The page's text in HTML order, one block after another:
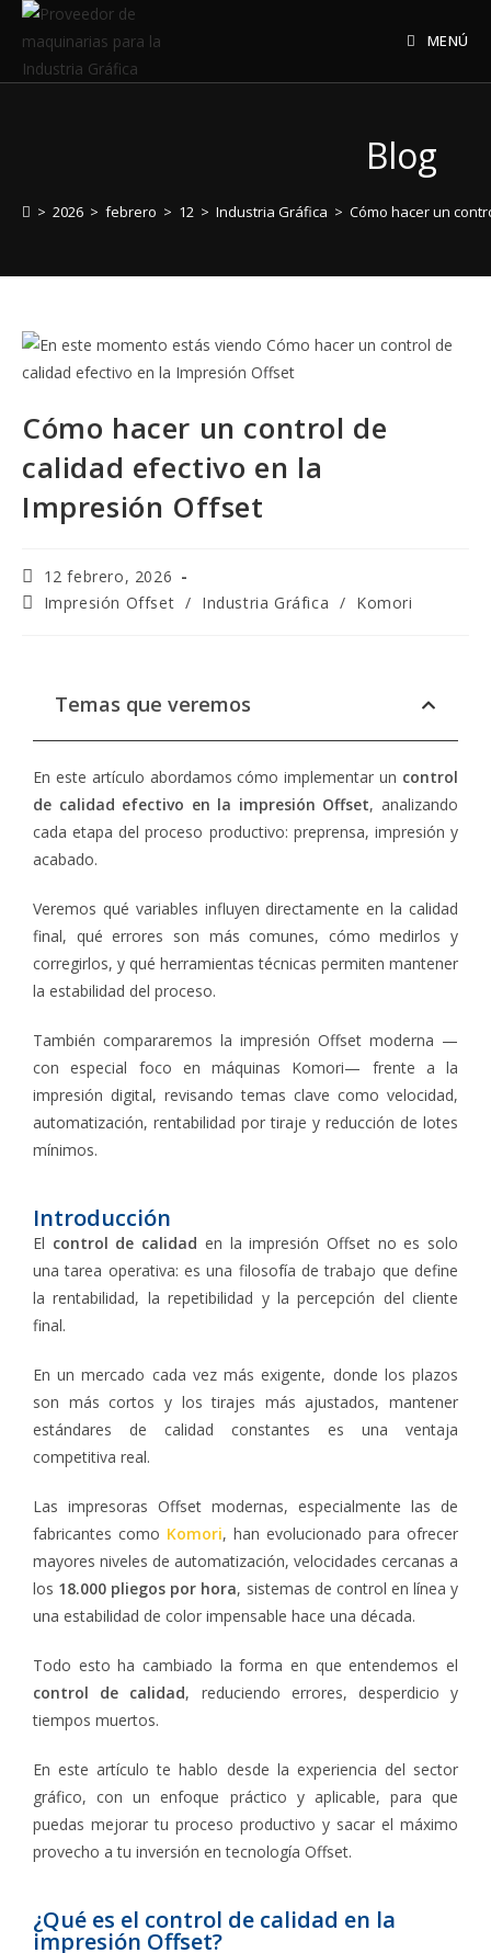
MENÚ
Blog
> 2026 > febrero > 12 > Industria Gráfica > Cómo hacer un
Cómo hacer un control de
calidad efectivo en la
Impresión Offset
12 febrero, 2026
Impresión Offset / Industria Gráfica / Komori
Temas que veremos
En este artículo abordamos cómo implementar un control
de calidad efectivo en la impresión Offset, analizando
cada etapa del proceso productivo: preprensa, impresión y
acabado.
Veremos qué variables influyen directamente en la calidad
final, qué errores son más comunes, cómo medirlos y
corregirlos, y qué herramientas técnicas permiten mantener
la estabilidad del proceso.
También compararemos la impresión Offset moderna —
con especial foco en máquinas Komori— frente a la
impresión digital, revisando temas clave como velocidad,
automatización, rentabilidad por tiraje y reducción de lotes
mínimos.
Introducción
El control de calidad en la impresión Offset no es solo
una tarea operativa: es una filosofía de trabajo que define
la rentabilidad, la repetibilidad y la percepción del cliente
final.
En un mercado cada vez más exigente, donde los plazos
son más cortos y los tirajes más ajustados, mantener
estándares de calidad constantes es una ventaja
competitiva real.
Las impresoras Offset modernas, especialmente las de
fabricantes como Komori, han evolucionado para ofrecer
mayores niveles de automatización, velocidades cercanas a
los 18.000 pliegos por hora, sistemas de control en línea y
una estabilidad de color impensable hace una década.
Todo esto ha cambiado la forma en que entendemos el
control de calidad, reduciendo errores, desperdicio y
tiempos muertos.
En este artículo te hablo desde la experiencia del sector
gráfico, con un enfoque práctico y aplicable, para que
puedas mejorar tu proceso productivo y sacar el máximo
provecho a tu inversión en tecnología Offset.
¿Qué es el control de calidad en la
impresión Offset?